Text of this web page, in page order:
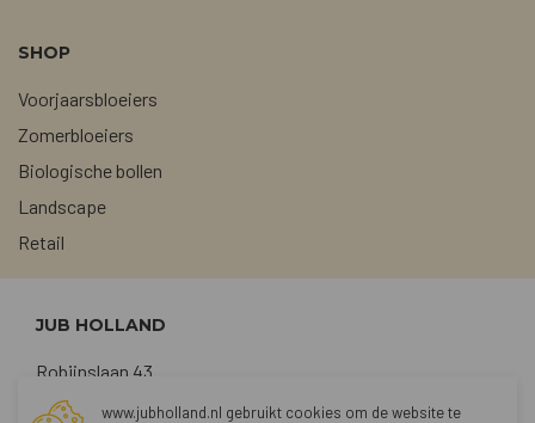
SHOP
Voorjaarsbloeiers
Zomerbloeiers
Biologische bollen
Landscape
Retail
JUB HOLLAND
Robijnslaan 43
2211 TG Noordwijkerhout
www.jubholland.nl gebruikt cookies om de website te